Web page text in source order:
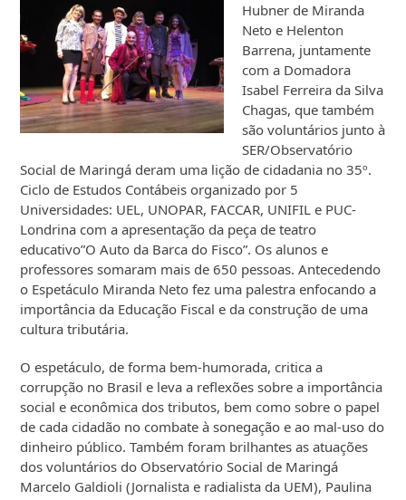
Hubner de Miranda
Neto e Helenton
Barrena, juntamente
com a Domadora
Isabel Ferreira da Silva
Chagas, que também
são voluntários junto à
SER/Observatório
Social de Maringá deram uma lição de cidadania no 35º.
Ciclo de Estudos Contábeis organizado por 5
Universidades: UEL, UNOPAR, FACCAR, UNIFIL e PUC-
Londrina com a apresentação da peça de teatro
educativo”O Auto da Barca do Fisco”. Os alunos e
professores somaram mais de 650 pessoas. Antecedendo
o Espetáculo Miranda Neto fez uma palestra enfocando a
importância da Educação Fiscal e da construção de uma
cultura tributária.
O espetáculo, de forma bem-humorada, critica a
corrupção no Brasil e leva a reflexões sobre a importância
social e econômica dos tributos, bem como sobre o papel
de cada cidadão no combate à sonegação e ao mal-uso do
dinheiro público. Também foram brilhantes as atuações
dos voluntários do Observatório Social de Maringá
Marcelo Galdioli (Jornalista e radialista da UEM), Paulina